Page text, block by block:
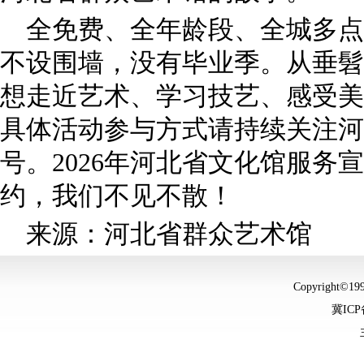
全免费、全年龄段、全城多
不设围墙，没有毕业季。从垂
想走近艺术、学习技艺、感受
具体活动参与方式请持续关注
号。2026年河北省文化馆服务
约，我们不见不散！
来源：河北省群众艺术馆
冀ICP